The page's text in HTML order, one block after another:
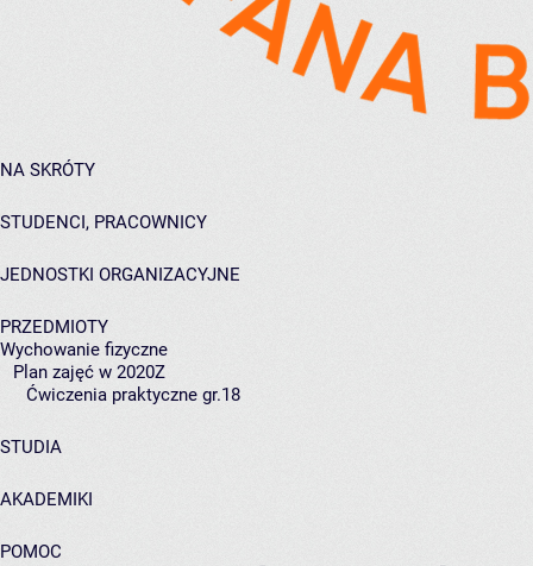
NA SKRÓTY
STUDENCI, PRACOWNICY
JEDNOSTKI ORGANIZACYJNE
PRZEDMIOTY
Wychowanie fizyczne
Plan zajęć w 2020Z
Ćwiczenia praktyczne gr.18
STUDIA
AKADEMIKI
POMOC